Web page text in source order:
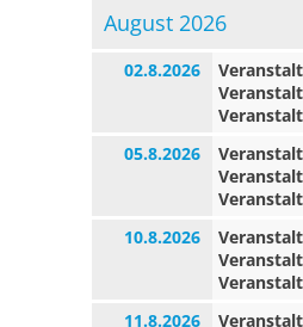
August 2026
02.8.2026
05.8.2026
10.8.2026
11.8.2026